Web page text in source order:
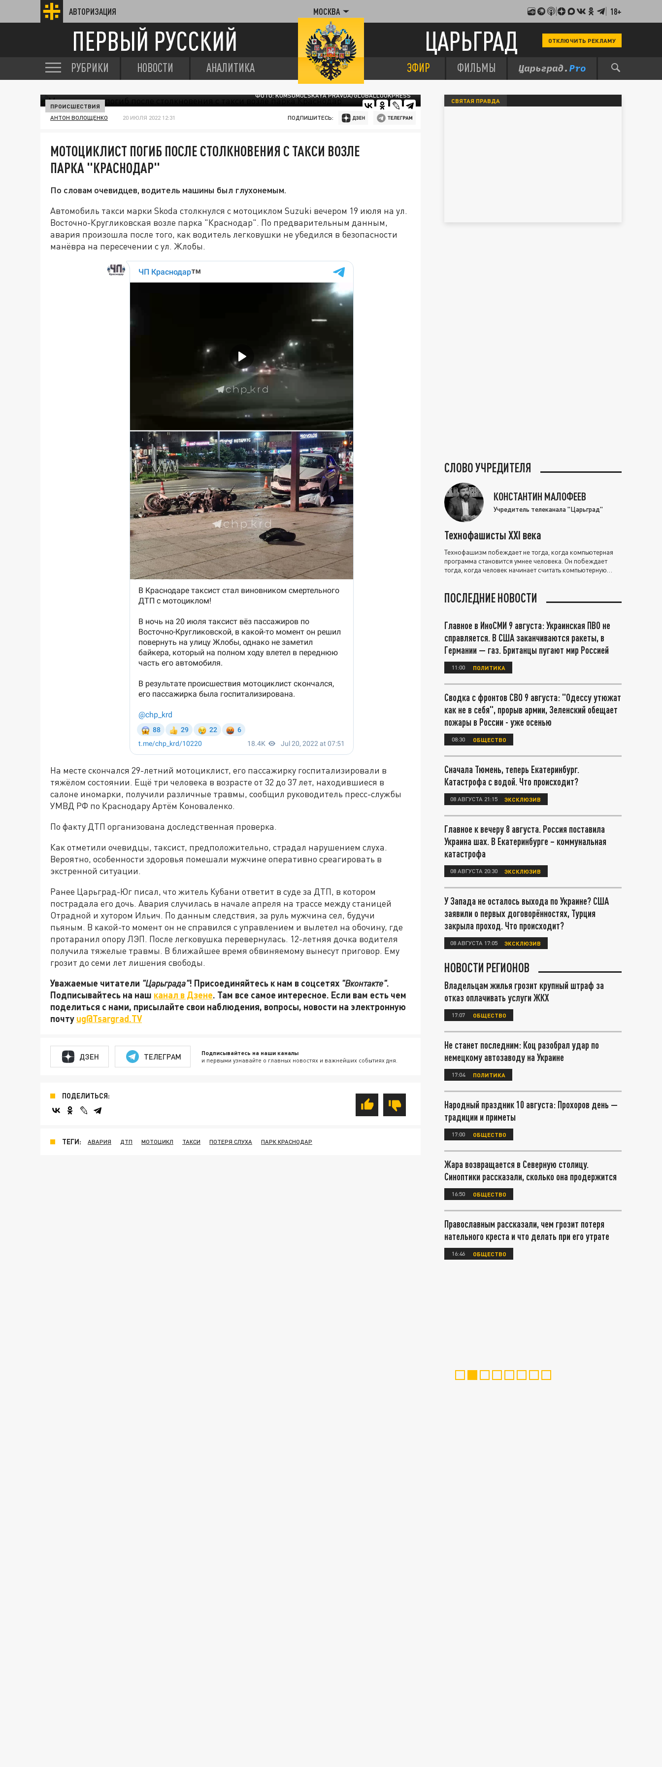
АВТОРИЗАЦИЯ МОСКВА 18+
ПЕРВЫЙ РУССКИЙ ЦАРЬГРАД ОТКЛЮЧИТЬ РЕКЛАМУ
РУБРИКИ НОВОСТИ АНАЛИТИКА ЭФИР ФИЛЬМЫ
ФОТО: KOMSOMOLSKAYA PRAVDA/GLOBALLOOKPRESS
ПРОИСШЕСТВИЯ
АНТОН ВОЛОЩЕНКО 20 ИЮЛЯ 2022 12:31 ПОДПИШИТЕСЬ:
МОТОЦИКЛИСТ ПОГИБ ПОСЛЕ СТОЛКНОВЕНИЯ С ТАКСИ ВОЗЛЕ
ПАРКА "КРАСНОДАР"
По словам очевидцев, водитель машины был глухонемым.
Автомобиль такси марки Skoda столкнулся с мотоциклом Suzuki вечером 19 июля на ул.
Восточно-Кругликовская возле парка "Краснодар". По предварительным данным,
авария произошла после того, как водитель легковушки не убедился в безопасности
манёвра на пересечении с ул. Жлобы.
На месте скончался 29-летний мотоциклист, его пассажирку госпитализировали в
тяжёлом состоянии. Ещё три человека в возрасте от 32 до 37 лет, находившиеся в
салоне иномарки, получили различные травмы, сообщил руководитель пресс-службы
УМВД РФ по Краснодару Артём Коноваленко.
По факту ДТП организована доследственная проверка.
Как отметили очевидцы, таксист, предположительно, страдал нарушением слуха.
Вероятно, особенности здоровья помешали мужчине оперативно среагировать в
экстренной ситуации.
Ранее Царьград-Юг писал, что житель Кубани ответит в суде за ДТП, в котором
пострадала его дочь. Авария случилась в начале апреля на трассе между станицей
Отрадной и хутором Ильич. По данным следствия, за руль мужчина сел, будучи
пьяным. В какой-то момент он не справился с управлением и вылетел на обочину, где
протаранил опору ЛЭП. После легковушка перевернулась. 12-летняя дочка водителя
получила тяжелые травмы. В ближайшее время обвиняемому вынесут приговор. Ему
грозит до семи лет лишения свободы.
Уважаемые читатели "Царьграда"! Присоединяйтесь к нам в соцсетях "Вконтакте".
Подписывайтесь на наш канал в Дзене. Там все самое интересное. Если вам есть чем
поделиться с нами, присылайте свои наблюдения, вопросы, новости на электронную
почту ug@Tsargrad.TV
ДЗЕН ТЕЛЕГРАМ Подписывайтесь на наши каналы
и первыми узнавайте о главных новостях и важнейших событиях дня.
ПОДЕЛИТЬСЯ:
ТЕГИ: АВАРИЯ ДТП МОТОЦИКЛ ТАКСИ ПОТЕРЯ СЛУХА ПАРК КРАСНОДАР
СВЯТАЯ ПРАВДА
СЛОВО УЧРЕДИТЕЛЯ
КОНСТАНТИН МАЛОФЕЕВ
Учредитель телеканала "Царьград"
Технофашисты XXI века
Технофашизм побеждает не тогда, когда компьютерная
программа становится умнее человека. Он побеждает
тогда, когда человек начинает считать компьютерную
ПОСЛЕДНИЕ НОВОСТИ
Главное в ИноСМИ 9 августа: Украинская ПВО не
справляется. В США заканчиваются ракеты, в
Германии — газ. Британцы пугают мир Россией
11:00 ПОЛИТИКА
Сводка с фронтов СВО 9 августа: "Одессу утюжат
как не в себя", прорыв армии, Зеленский обещает
пожары в России - уже осенью
08:30 ОБЩЕСТВО
Сначала Тюмень, теперь Екатеринбург.
Катастрофа с водой. Что происходит?
08 АВГУСТА 21:15 ЭКСКЛЮЗИВ
Главное к вечеру 8 августа. Россия поставила
Украина шах. В Екатеринбурге – коммунальная
катастрофа
08 АВГУСТА 20:30 ЭКСКЛЮЗИВ
У Запада не осталось выхода по Украине? США
заявили о первых договорённостях, Турция
закрыла проход. Что происходит?
08 АВГУСТА 17:05 ЭКСКЛЮЗИВ
НОВОСТИ РЕГИОНОВ
Владельцам жилья грозит крупный штраф за
отказ оплачивать услуги ЖКХ
17:07 ОБЩЕСТВО
Не станет последним: Коц разобрал удар по
немецкому автозаводу на Украине
17:04 ПОЛИТИКА
Народный праздник 10 августа: Прохоров день —
традиции и приметы
17:00 ОБЩЕСТВО
Жара возвращается в Северную столицу.
Синоптики рассказали, сколько она продержится
16:50 ОБЩЕСТВО
Православным рассказали, чем грозит потеря
нательного креста и что делать при его утрате
16:46 ОБЩЕСТВО